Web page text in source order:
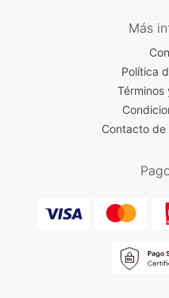
Más
Política
Términos
Contacto de